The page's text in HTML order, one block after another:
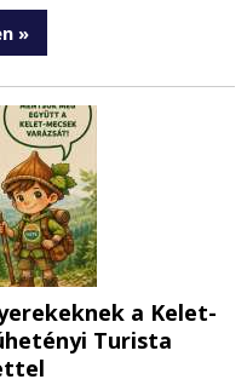
»
a Kelet-
Turista